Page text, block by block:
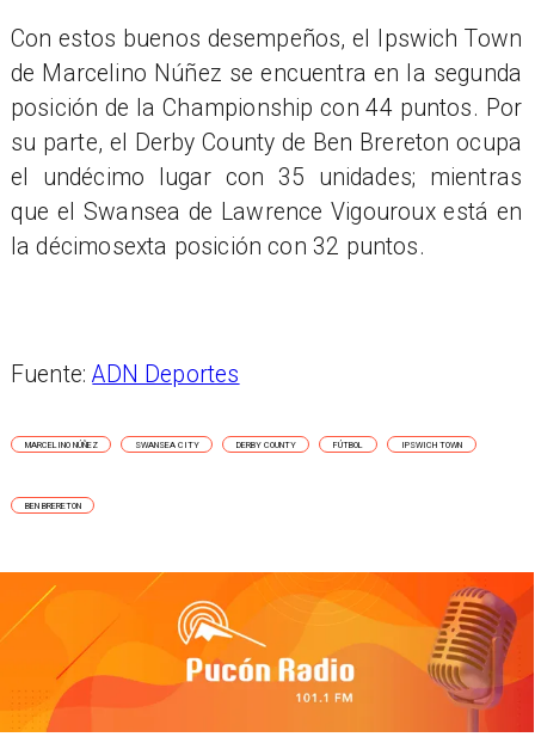
Con estos buenos desempeños, el Ipswich Town
de Marcelino Núñez se encuentra en la segunda
posición de la Championship con 44 puntos. Por
su parte, el Derby County de Ben Brereton ocupa
el undécimo lugar con 35 unidades; mientras
que el Swansea de Lawrence Vigouroux está en
la décimosexta posición con 32 puntos.
Fuente:ADN Deportes
MARCELINO NÚÑEZ SWANSEA CITY DERBY COUNTY FÚTBOL IPSWICH TOWN
BEN BRERETON